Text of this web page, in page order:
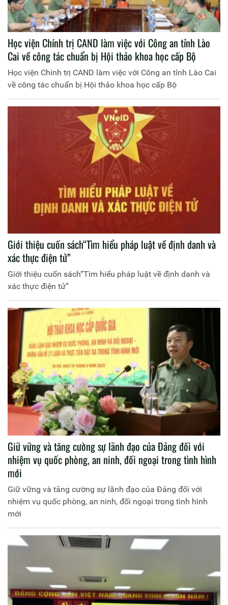
Học viện Chính trị CAND làm việc với Công an tỉnh Lào
Cai về công tác chuẩn bị Hội thảo khoa học cấp Bộ
Học viện Chính trị CAND làm việc với Công an tỉnh Lào Cai
về công tác chuẩn bị Hội thảo khoa học cấp Bộ
Giới thiệu cuốn sách“Tìm hiểu pháp luật về định danh và
xác thực điện tử”
Giới thiệu cuốn sách“Tìm hiểu pháp luật về định danh và
xác thực điện tử”
Giữ vững và tăng cường sự lãnh đạo của Đảng đối với
nhiệm vụ quốc phòng, an ninh, đối ngoại trong tình hình
mới
Giữ vững và tăng cường sự lãnh đạo của Đảng đối với
nhiệm vụ quốc phòng, an ninh, đối ngoại trong tình hình
mới